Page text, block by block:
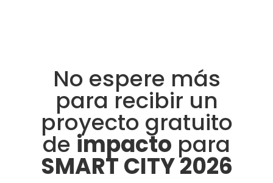
No espere más
para recibir un
proyecto gratuito
de impacto para
SMART CITY 2026